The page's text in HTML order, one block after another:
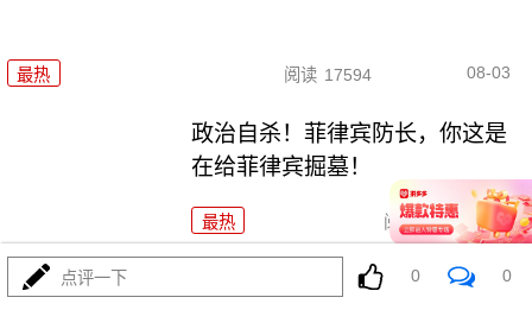
最热 阅读 17594 08-03
政治自杀！菲律宾防长，你这是
在给菲律宾掘墓！
最热 阅读 7083
特朗普这狼来了连演十遍，伊朗：你猜我信不信？
点评一下 0 0